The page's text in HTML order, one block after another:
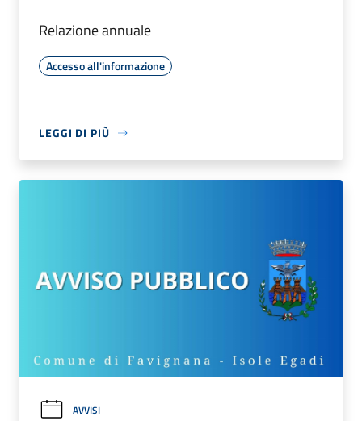
Relazione annuale
Accesso all'informazione
LEGGI DI PIÙ
AVVISI